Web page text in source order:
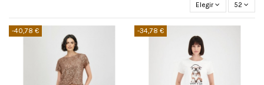
Elegir 52
-40,78 € -34,78 €